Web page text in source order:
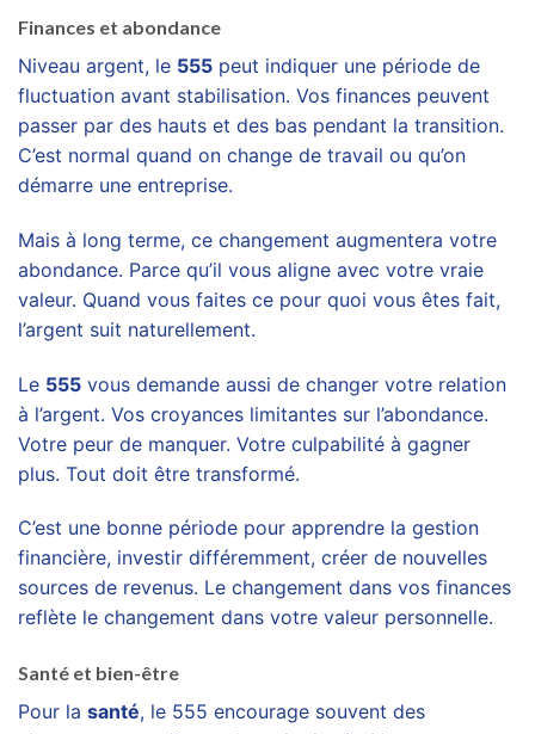
Finances et abondance
Niveau argent, le 555 peut indiquer une période de
fluctuation avant stabilisation. Vos finances peuvent
passer par des hauts et des bas pendant la transition.
C’est normal quand on change de travail ou qu’on
démarre une entreprise.
Mais à long terme, ce changement augmentera votre
abondance. Parce qu’il vous aligne avec votre vraie
valeur. Quand vous faites ce pour quoi vous êtes fait,
l’argent suit naturellement.
Le 555 vous demande aussi de changer votre relation
à l’argent. Vos croyances limitantes sur l’abondance.
Votre peur de manquer. Votre culpabilité à gagner
plus. Tout doit être transformé.
C’est une bonne période pour apprendre la gestion
financière, investir différemment, créer de nouvelles
sources de revenus. Le changement dans vos finances
reflète le changement dans votre valeur personnelle.
Santé et bien-être
Pour la santé, le 555 encourage souvent des